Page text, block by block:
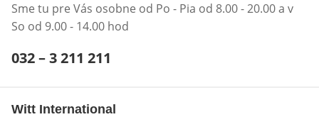
Sme tu pre Vás osobne od Po - Pia od 8.00 - 20.00 a v
So od 9.00 - 14.00 hod
Telefónne číslo:
032 – 3 211 211
Witt International